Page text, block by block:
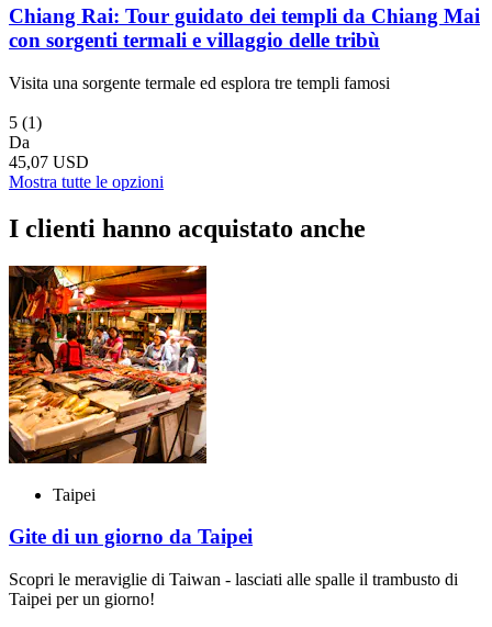
Chiang Rai: Tour guidato dei templi da Chiang Mai
con sorgenti termali e villaggio delle tribù
Visita una sorgente termale ed esplora tre templi famosi
5 (1)
Da
45,07 USD
Mostra tutte le opzioni
I clienti hanno acquistato anche
Taipei
Gite di un giorno da Taipei
Scopri le meraviglie di Taiwan - lasciati alle spalle il trambusto di
Taipei per un giorno!